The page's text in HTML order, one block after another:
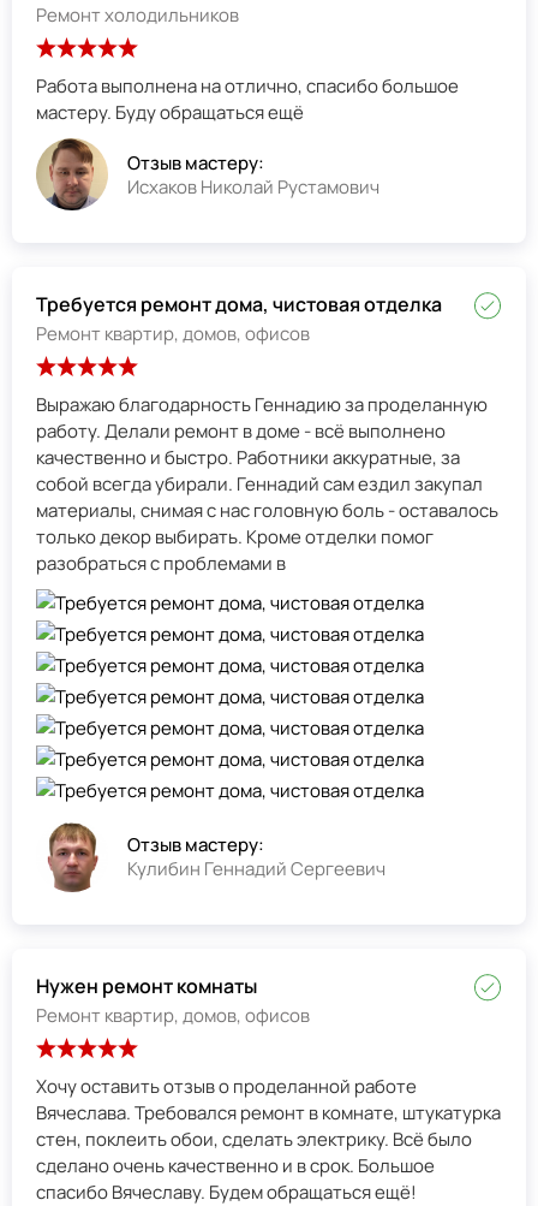
Ремонт холодильников
Работа выполнена на отлично, спасибо большое
мастеру. Буду обращаться ещё
Отзыв мастеру:
Исхаков Николай Рустамович
Требуется ремонт дома, чистовая отделка
Ремонт квартир, домов, офисов
Выражаю благодарность Геннадию за проделанную
работу. Делали ремонт в доме - всё выполнено
качественно и быстро. Работники аккуратные, за
собой всегда убирали. Геннадий сам ездил закупал
материалы, снимая с нас головную боль - оставалось
только декор выбирать. Кроме отделки помог
разобраться с проблемами в
Отзыв мастеру:
Кулибин Геннадий Сергеевич
Нужен ремонт комнаты
Ремонт квартир, домов, офисов
Хочу оставить отзыв о проделанной работе
Вячеслава. Требовался ремонт в комнате, штукатурка
стен, поклеить обои, сделать электрику. Всё было
сделано очень качественно и в срок. Большое
спасибо Вячеславу. Будем обращаться ещё!